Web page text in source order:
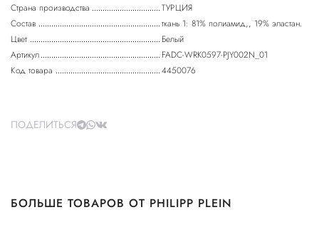
Страна производства
ТУРЦИЯ
Состав
ткань 1: 81% полиамид,, 19% эластан.
Цвет
Белый
Артикул
FADC-WRK0597-PJY002N_01
Код товара
4450076
ПОДЕЛИТЬСЯ
БОЛЬШЕ ТОВАРОВ ОТ PHILIPP PLEIN